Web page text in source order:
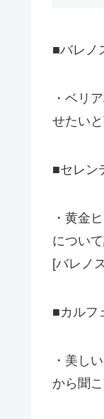
■バレノ
・ベリ
せたい
■セレン
・黄金
について
[バレノ
■カルフ
・美し
から聞